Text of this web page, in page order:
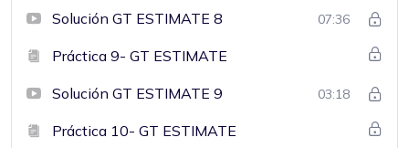
Solución GT ESTIMATE 8 07:36
Práctica 9- GT ESTIMATE
Solución GT ESTIMATE 9 03:18
Práctica 10- GT ESTIMATE